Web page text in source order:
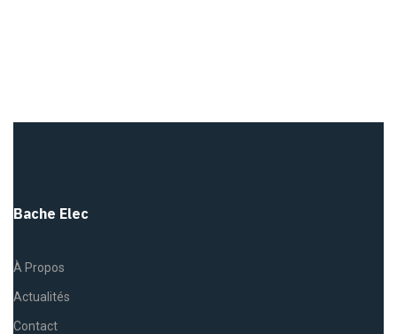
Bache Elec
À Propos
Actualités
Contact